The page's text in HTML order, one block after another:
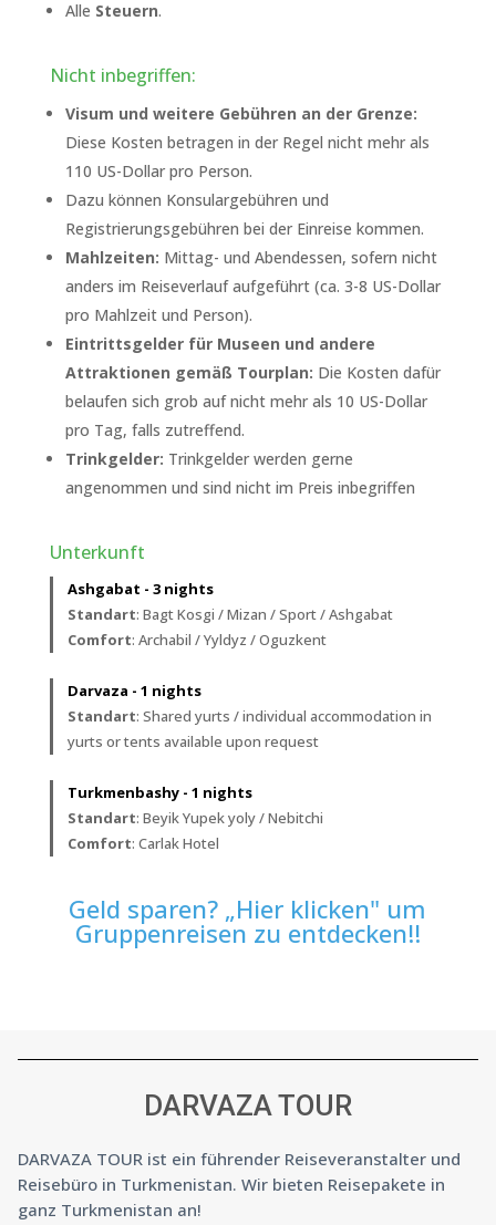
Alle Steuern.
Nicht inbegriffen:
Visum und weitere Gebühren an der Grenze:
Diese Kosten betragen in der Regel nicht mehr als
110 US-Dollar pro Person.
Dazu können Konsulargebühren und
Registrierungsgebühren bei der Einreise kommen.
Mahlzeiten: Mittag- und Abendessen, sofern nicht
anders im Reiseverlauf aufgeführt (ca. 3-8 US-Dollar
pro Mahlzeit und Person).
Eintrittsgelder für Museen und andere
Attraktionen gemäß Tourplan: Die Kosten dafür
belaufen sich grob auf nicht mehr als 10 US-Dollar
pro Tag, falls zutreffend.
Trinkgelder: Trinkgelder werden gerne
angenommen und sind nicht im Preis inbegriffen
Unterkunft
Ashgabat - 3 nights
Standart: Bagt Kosgi / Mizan / Sport / Ashgabat
Comfort: Archabil / Yyldyz / Oguzkent
Darvaza - 1 nights
Standart: Shared yurts / individual accommodation in
yurts or tents available upon request
Turkmenbashy - 1 nights
Standart: Beyik Yupek yoly / Nebitchi
Comfort: Carlak Hotel
Geld sparen? „Hier klicken" um
Gruppenreisen zu entdecken!!
DARVAZA TOUR
DARVAZA TOUR ist ein führender Reiseveranstalter und
Reisebüro in Turkmenistan. Wir bieten Reisepakete in
ganz Turkmenistan an!